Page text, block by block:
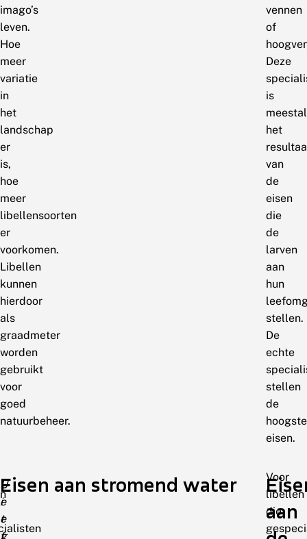
imago’s
leven.
Hoe
meer
variatie
in
het
landschap
er
is,
hoe
meer
libellensoorten
er
voorkomen.
Libellen
kunnen
hierdoor
als
graadmeter
worden
gebruikt
voor
goed
natuurbeheer.
vennen
of
Deze
is
meestal
het
van
de
eisen
die
de
larven
aan
hun
stellen.
De
echte
stellen
de
hoogste
eisen.
L
e
e
f
U
i
t
g
Eisen aan stromend water
Voor
libellen
die
aan